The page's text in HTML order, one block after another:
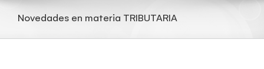
Novedades en materia TRIBUTARIA